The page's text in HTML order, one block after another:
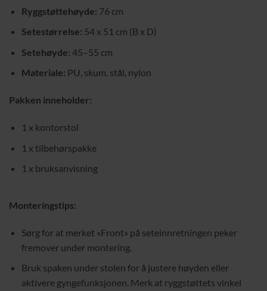
Ryggstøttehøyde: 76 cm
Setestørrelse: 54 x 51 cm (B x D)
Setehøyde: 45–55 cm
Materiale: PU, skum, stål, nylon
Pakken inneholder:
1 x kontorstol
1 x tilbehørspakke
1 x bruksanvisning
Monteringstips:
Sørg for at merket «Front» på seteinnretningen peker
fremover under montering.
Bruk spaken under stolen for å justere høyden eller
aktivere gyngefunksjonen. Merk at ryggstøttets vinkel